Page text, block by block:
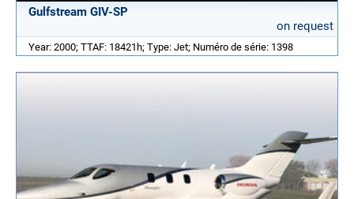
Gulfstream GIV-SP
on request
Year: 2000; TTAF: 18421h; Type: Jet; Numéro de série: 1398